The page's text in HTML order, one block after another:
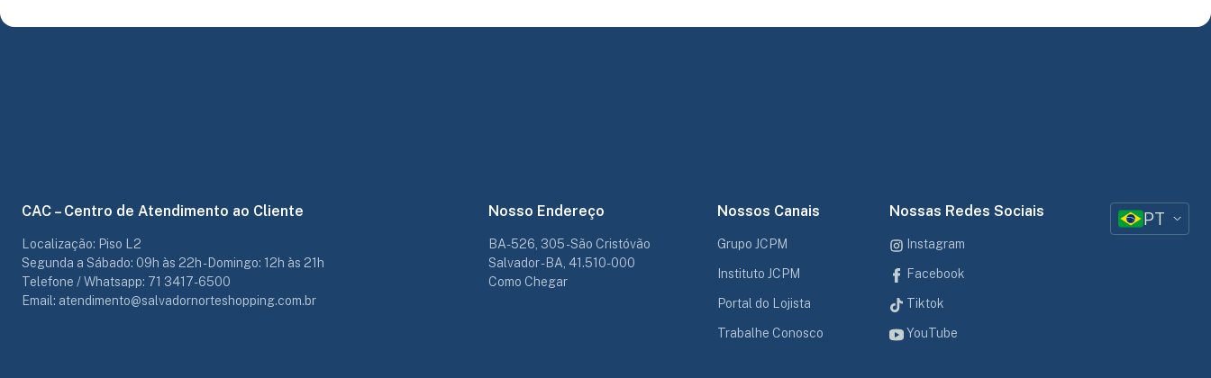
CAC – Centro de Atendimento ao Cliente
Localização: Piso L2
Segunda a Sábado: 09h às 22h - Domingo: 12h às 21h
Telefone / Whatsapp: 71 3417-6500
Email: atendimento@salvadornorteshopping.com.br
Nosso Endereço
BA-526, 305 - São Cristóvão
Salvador - BA, 41.510-000
Como Chegar
Nossos Canais
Grupo JCPM
Instituto JCPM
Portal do Lojista
Trabalhe Conosco
Nossas Redes Sociais
Instagram
Facebook
Tiktok
YouTube
PT